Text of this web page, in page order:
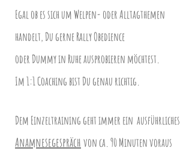
Egal ob es sich um Welpen- oder Alltagthemen
handelt, Du gerne Rally Obedience
oder Dummy in Ruhe ausprobieren möchtest.
Im 1:1 Coaching bist Du genau richtig.
Dem Einzeltraining gehtimmer ein ausführliches
Anamnesegespräch von ca. 90 Minuten voraus